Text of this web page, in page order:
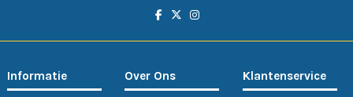
Informatie Over Ons Klantenservice